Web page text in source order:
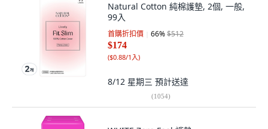
Natural Cotton 純棉護墊, 2個, 一般,
99入
首購折扣價 66%$512
$174
($0.88/1入)
8/12 星期三 預計送達
(1054)